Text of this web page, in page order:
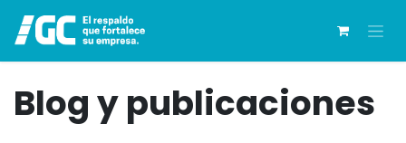
Blog y publicaciones